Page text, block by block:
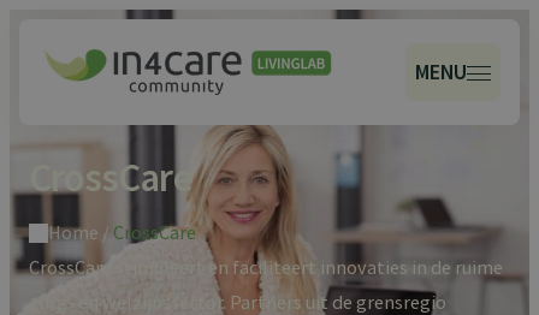
MENU
CrossCare
Home /CrossCare
CrossCare stimuleert en faciliteert innovaties in de ruime
zorg- en welzijnssector. Partners uit de grensregio